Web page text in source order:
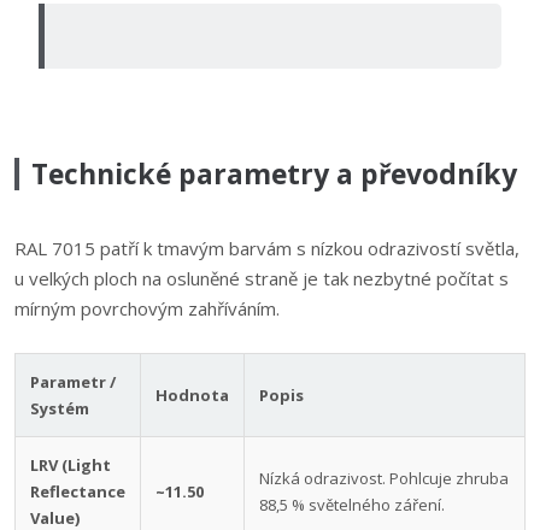
Technické parametry a převodníky
RAL 7015 patří k tmavým barvám s nízkou odrazivostí světla,
u velkých ploch na osluněné straně je tak nezbytné počítat s
mírným povrchovým zahříváním.
Parametr /
Systém
Hodnota Popis
LRV (Light
Reflectance
Value)
~11.50
Nízká odrazivost. Pohlcuje zhruba
88,5 % světelného záření.